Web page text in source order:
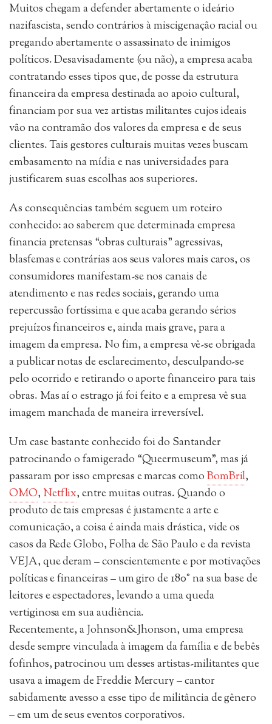
Muitos chegam a defender abertamente o ideário
nazifascista, sendo contrários à miscigenação racial ou
pregando abertamente o assassinato de inimigos
políticos. Desavisadamente (ou não), a empresa acaba
contratando esses tipos que, de posse da estrutura
financeira da empresa destinada ao apoio cultural,
financiam por sua vez artistas militantes cujos ideais
vão na contramão dos valores da empresa e de seus
clientes. Tais gestores culturais muitas vezes buscam
embasamento na mídia e nas universidades para
justificarem suas escolhas aos superiores.
As consequências também seguem um roteiro
conhecido: ao saberem que determinada empresa
financia pretensas “obras culturais” agressivas,
blasfemas e contrárias aos seus valores mais caros, os
consumidores manifestam-se nos canais de
atendimento e nas redes sociais, gerando uma
repercussão fortíssima e que acaba gerando sérios
prejuízos financeiros e, ainda mais grave, para a
imagem da empresa. No fim, a empresa vê-se obrigada
a publicar notas de esclarecimento, desculpando-se
pelo ocorrido e retirando o aporte financeiro para tais
obras. Mas aí o estrago já foi feito e a empresa vê sua
imagem manchada de maneira irreversível.
Um case bastante conhecido foi do Santander
patrocinando o famigerado “Queermuseum”, mas já
passaram por isso empresas e marcas comoBomBril,
OMO, Netflix, entre muitas outras. Quando o
produto de tais empresas é justamente a arte e
comunicação, a coisa é ainda mais drástica, vide os
casos da Rede Globo, Folha de São Paulo e da revista
VEJA, que deram – conscientemente e por motivações
políticas e financeiras – um giro de 180° na sua base de
leitores e espectadores, levando a uma queda
vertiginosa em sua audiência.
Recentemente, a Johnson&Jhonson, uma empresa
desde sempre vinculada à imagem da família e de bebês
fofinhos, patrocinou um desses artistas-militantes que
usava a imagem de Freddie Mercury – cantor
sabidamente avesso a esse tipo de militância de gênero
– em um de seus eventos corporativos.